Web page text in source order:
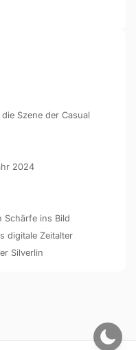
Szene der Casual
2024
Schärfe ins Bild
digitale Zeitalter
Silverlin